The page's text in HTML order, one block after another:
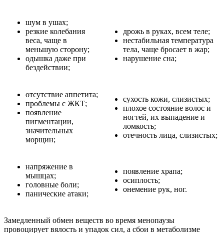
шум в ушах;
резкие колебания
веса, чаще в
меньшую сторону;
одышка даже при
бездействии;
дрожь в руках, всем теле;
нестабильная температура
тела, чаще бросает в жар;
нарушение сна;
отсутствие аппетита;
проблемы с ЖКТ;
появление
пигментации,
значительных
морщин;
сухость кожи, слизистых;
плохое состояние волос и
ногтей, их выпадение и
ломкость;
отечность лица, слизистых;
напряжение в
мышцах;
головные боли;
панические атаки;
появление храпа;
осиплость;
онемение рук, ног.
Замедленный обмен веществ во время менопаузы
провоцирует вялость и упадок сил, а сбои в метаболизме